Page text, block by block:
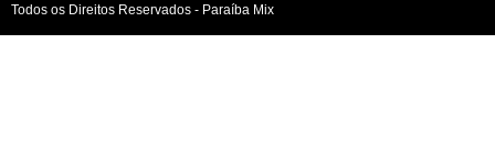
Todos os Direitos Reservados - Paraíba Mix